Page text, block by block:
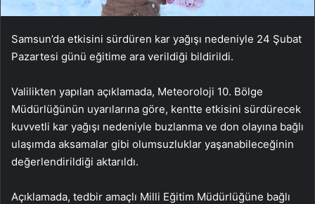
Samsun’da etkisini sürdüren kar yağışı nedeniyle 24 Şubat
Pazartesi günü eğitime ara verildiği bildirildi.
Valilikten yapılan açıklamada, Meteoroloji 10. Bölge
Müdürlüğünün uyarılarına göre, kentte etkisini sürdürecek
kuvvetli kar yağışı nedeniyle buzlanma ve don olayına bağlı
ulaşımda aksamalar gibi olumsuzluklar yaşanabileceğinin
değerlendirildiği aktarıldı.
Açıklamada, tedbir amaçlı Milli Eğitim Müdürlüğüne bağlı